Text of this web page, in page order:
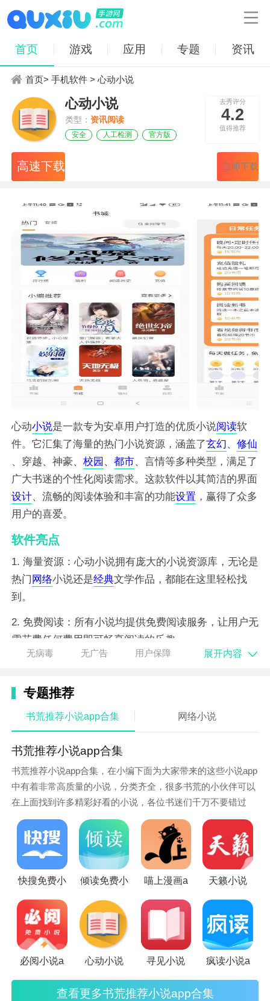

首页 游戏 应用 专题 资讯
首页>手机软件 > 心动小说
心动小说
类型：资讯阅读
安全 人工检测 官方版
去秀评分
4.2
值得推荐
高速下载 立即下载
心动小说是一款专为安卓用户打造的优质小说阅读软
件。它汇集了海量的热门小说资源，涵盖了玄幻、 修仙
、穿越、神豪、 校园、 都市、言情等多种类型，满足了
广大书迷的个性化阅读需求。这款软件以其简洁的界面
设计、流畅的阅读体验和丰富的功能设置 ，赢得了众多
用户的喜爱。
软件亮点
1. 海量资源：心动小说拥有庞大的小说资源库，无论是
热门 网络小说还是经典文学作品，都能在这里轻松找
到。
2. 免费阅读：所有小说均提供免费阅读服务，让用户无
需花费任何费用即可畅享阅读的乐趣。
软件特色
1. 个性化推荐：根据用户的阅读习惯和偏好，智能推荐
相应的小说作品，帮助用户发现更多感兴趣的书籍。
2. 多平台登录：支持多平台登录，用户可以在不同设备
上同步阅读进度，实现无缝阅读。
性化设置，满足不同用户的阅读需求。
软件攻略
1. 分类浏览：心动小说提供了详细的分类功能，用户可
以根据自己的喜好选择相应的小说类型进行浏览。
2. 搜索功能：如果知道书名或作者名，可以直接使用搜
索功能快速找到目标小说。
3. 加入书架：将喜欢的小说加入书架，方便随时查看和
管理阅读进度。
无病毒 无广告 用户保障 展开内容
专题推荐
书荒推荐小说app合集 网络小说
书荒推荐小说app合集
书荒推荐小说app合集，在小编下面为大家带来的这些小说app
中有着非常高质量的小说，分类齐全，很多书荒的小伙伴可以
在上面找到许多精彩好看的小说，各位书迷们千万不要错过
了。
快搜免费小 倾读免费小 喵上漫画a 天籁小说
必阅小说a 心动小说 寻见小说 疯读小说a
查看更多书荒推荐小说app合集